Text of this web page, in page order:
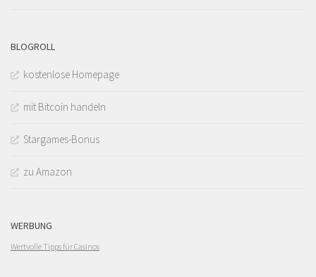
BLOGROLL
kostenlose Homepage
mit Bitcoin handeln
Stargames-Bonus
zu Amazon
WERBUNG
Wertvolle Tipps für Casinos